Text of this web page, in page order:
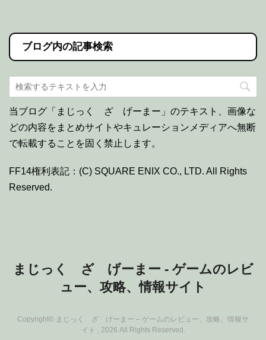
ブログ内の記事検索
当ブログ「まじっく ざ げーまー」のテキスト、画像な
どの内容をまとめサイトやキュレーションメディアへ無断
で転載することを固く禁止します。
FF14権利表記：(C) SQUARE ENIX CO., LTD. All Rights
Reserved.
まじっく ざ げーまー - ゲームのレビ
ュー、攻略、情報サイト
Copyright© まじっく ざ げーまー – ゲームのレビュー、攻略、情報サ
イト , 2026 All Rights Reserved.